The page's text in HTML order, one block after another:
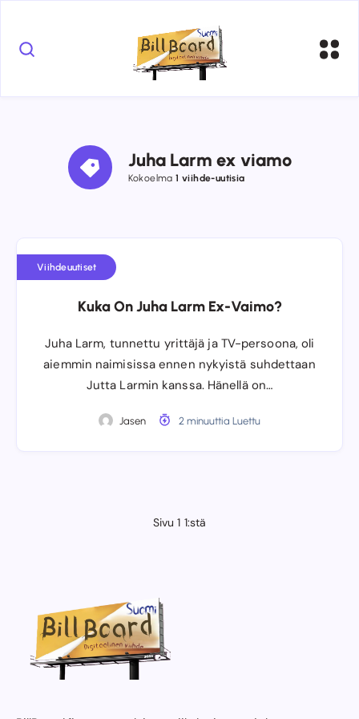
Juha Larm ex viamo
Kokoelma1 viihde-uutisia
Viihdeuutiset
Kuka On Juha Larm Ex-Vaimo?
Juha Larm, tunnettu yrittäjä ja TV-persoona, oli
aiemmin naimisissa ennen nykyistä suhdettaan
Jutta Larmin kanssa. Hänellä on…
Jasen 2 minuuttia Luettu
Sivu 1 1:stä